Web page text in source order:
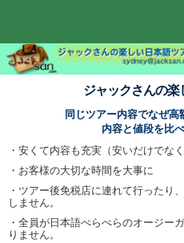
ジャックさんの楽
同じツアー内容でなぜ高
内容と値段を比
・安くて内容も充実（安いだけでな
・お客様の大切な時間を大事に
・ツアー後免税店に連れて行ったり
しません。
・全員が日本語ぺらぺらのオージー
りません。